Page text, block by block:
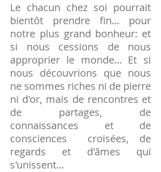
Le chacun chez soi pourrait
bientôt prendre fin... pour
notre plus grand bonheur: et
si nous cessions de nous
approprier le monde... Et si
nous découvrions que nous
ne sommes riches ni de pierre
ni d'or, mais de rencontres et
de partages, de
connaissances et de
consciences croisées, de
regards et d'âmes qui
s'unissent...